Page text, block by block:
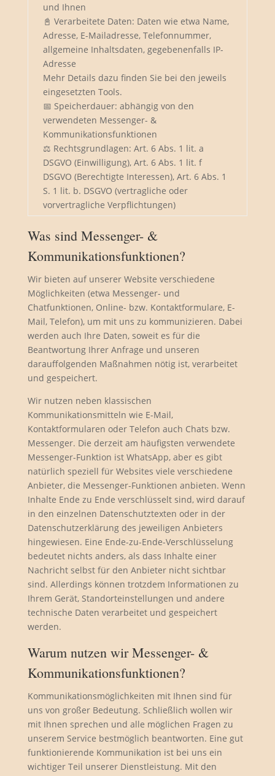
und Ihnen
📓 Verarbeitete Daten: Daten wie etwa Name,
Adresse, E-Mailadresse, Telefonnummer,
allgemeine Inhaltsdaten, gegebenenfalls IP-
Adresse
Mehr Details dazu finden Sie bei den jeweils
eingesetzten Tools.
📅 Speicherdauer: abhängig von den
verwendeten Messenger- &
Kommunikationsfunktionen
⚖️ Rechtsgrundlagen: Art. 6 Abs. 1 lit. a
DSGVO (Einwilligung), Art. 6 Abs. 1 lit. f
DSGVO (Berechtigte Interessen), Art. 6 Abs. 1
S. 1 lit. b. DSGVO (vertragliche oder
vorvertragliche Verpflichtungen)
Was sind Messenger- &
Kommunikationsfunktionen?
Wir bieten auf unserer Website verschiedene
Möglichkeiten (etwa Messenger- und
Chatfunktionen, Online- bzw. Kontaktformulare, E-
Mail, Telefon), um mit uns zu kommunizieren. Dabei
werden auch Ihre Daten, soweit es für die
Beantwortung Ihrer Anfrage und unseren
darauffolgenden Maßnahmen nötig ist, verarbeitet
und gespeichert.
Wir nutzen neben klassischen
Kommunikationsmitteln wie E-Mail,
Kontaktformularen oder Telefon auch Chats bzw.
Messenger. Die derzeit am häufigsten verwendete
Messenger-Funktion ist WhatsApp, aber es gibt
natürlich speziell für Websites viele verschiedene
Anbieter, die Messenger-Funktionen anbieten. Wenn
Inhalte Ende zu Ende verschlüsselt sind, wird darauf
in den einzelnen Datenschutztexten oder in der
Datenschutzerklärung des jeweiligen Anbieters
hingewiesen. Eine Ende-zu-Ende-Verschlüsselung
bedeutet nichts anders, als dass Inhalte einer
Nachricht selbst für den Anbieter nicht sichtbar
sind. Allerdings können trotzdem Informationen zu
Ihrem Gerät, Standorteinstellungen und andere
technische Daten verarbeitet und gespeichert
werden.
Warum nutzen wir Messenger- &
Kommunikationsfunktionen?
Kommunikationsmöglichkeiten mit Ihnen sind für
uns von großer Bedeutung. Schließlich wollen wir
mit Ihnen sprechen und alle möglichen Fragen zu
unserem Service bestmöglich beantworten. Eine gut
funktionierende Kommunikation ist bei uns ein
wichtiger Teil unserer Dienstleistung. Mit den